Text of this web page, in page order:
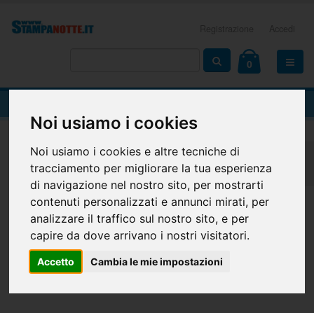
Noi usiamo i cookies
Noi usiamo i cookies e altre tecniche di
tracciamento per migliorare la tua esperienza
di navigazione nel nostro sito, per mostrarti
contenuti personalizzati e annunci mirati, per
analizzare il traffico sul nostro sito, e per
capire da dove arrivano i nostri visitatori.
Accetto Cambia le mie impostazioni
0
Home Riviste, Libri e Cataloghi
Brossurati
Brossura grecata
Rilega i tuoi libri, riviste e cataloghi
con brossura grecata